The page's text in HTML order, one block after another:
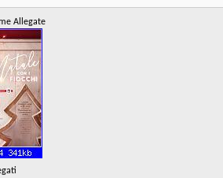
Allegate